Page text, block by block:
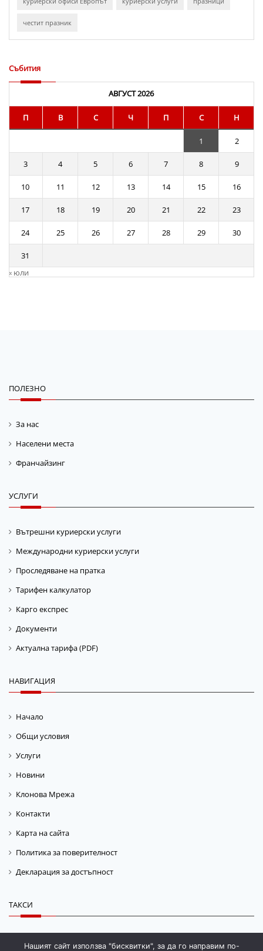
честит празник
Събития
АВГУСТ 2026
П В С Ч П С Н
1 2
3 4 5 6 7 8 9
10 11 12 13 14 15 16
17 18 19 20 21 22 23
24 25 26 27 28 29 30
31
« юли
ПОЛЕЗНО
За нас
Населени места
Франчайзинг
УСЛУГИ
Вътрешни куриерски услуги
Международни куриерски услуги
Проследяване на пратка
Тарифен калкулатор
Карго експрес
Документи
Актуална тарифа (PDF)
НАВИГАЦИЯ
Начало
Общи условия
Услуги
Новини
Клонова Мрежа
Контакти
Карта на сайта
Политика за поверителност
Декларация за достъпност
ТАКСИ
Такса „Гориво“
Нашият сайт използва "бисквитки", за да го направим по-